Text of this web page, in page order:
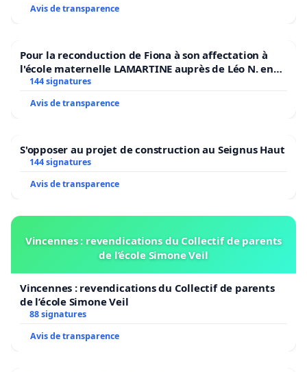
Avis de transparence
Pour la reconduction de Fiona à son affectation à
l'école maternelle LAMARTINE auprès de Léo N. en
2026/2027
144 signatures
Avis de transparence
S'opposer au projet de construction au Seignus Haut
144 signatures
Avis de transparence
Vincennes : revendications du Collectif de parents
de l’école Simone Veil
Vincennes : revendications du Collectif de parents
de l’école Simone Veil
88 signatures
Avis de transparence